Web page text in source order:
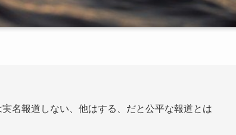
名報道しない、他はする、だと公平な報道とは